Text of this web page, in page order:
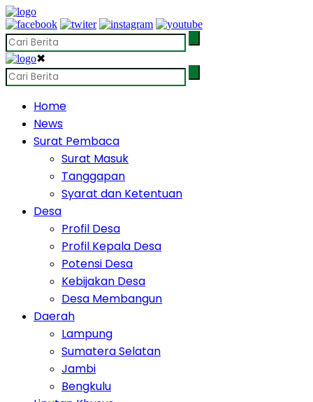
✖
Home
News
Surat Pembaca
Surat Masuk
Tanggapan
Syarat dan Ketentuan
Desa
Profil Desa
Profil Kepala Desa
Potensi Desa
Kebijakan Desa
Desa Membangun
Daerah
Lampung
Sumatera Selatan
Jambi
Bengkulu